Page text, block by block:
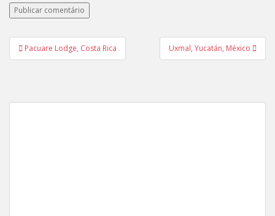
Navegação
de
Pacuare Lodge, Costa Rica Uxmal, Yucatán, México